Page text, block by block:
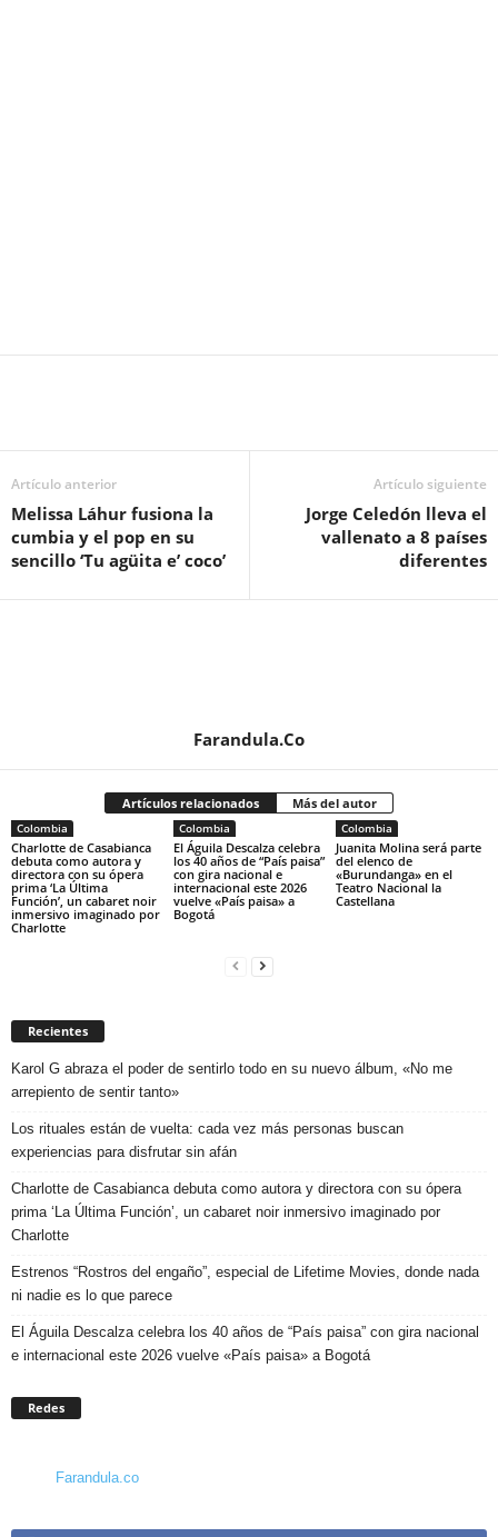
Artículo anterior
Melissa Láhur fusiona la
cumbia y el pop en su
sencillo ‘Tu agüita e’ coco’
Artículo siguiente
Jorge Celedón lleva el
vallenato a 8 países
diferentes
Farandula.Co
Artículos relacionados Más del autor
Colombia
Charlotte de Casabianca
debuta como autora y
directora con su ópera
prima ‘La Última
Función’, un cabaret noir
inmersivo imaginado por
Charlotte
Colombia
El Águila Descalza celebra
los 40 años de “País paisa”
con gira nacional e
internacional este 2026
vuelve «País paisa» a
Bogotá
Colombia
Juanita Molina será parte
del elenco de
«Burundanga» en el
Teatro Nacional la
Castellana
Recientes
Karol G abraza el poder de sentirlo todo en su nuevo álbum, «No me
arrepiento de sentir tanto»
Los rituales están de vuelta: cada vez más personas buscan
experiencias para disfrutar sin afán
Charlotte de Casabianca debuta como autora y directora con su ópera
prima ‘La Última Función’, un cabaret noir inmersivo imaginado por
Charlotte
Estrenos “Rostros del engaño”, especial de Lifetime Movies, donde nada
ni nadie es lo que parece
El Águila Descalza celebra los 40 años de “País paisa” con gira nacional
e internacional este 2026 vuelve «País paisa» a Bogotá
Redes
Farandula.co